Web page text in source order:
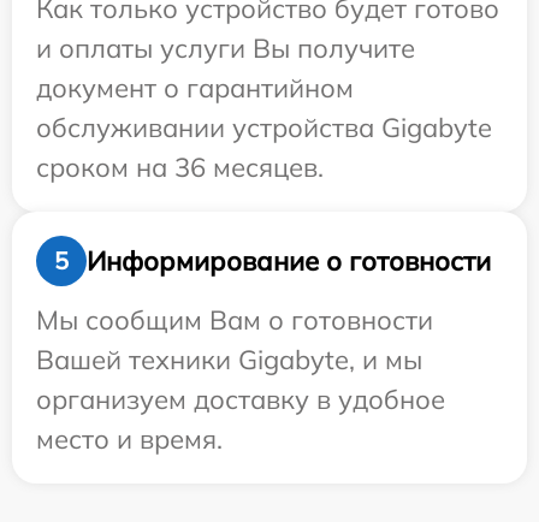
Как только устройство будет готово
и оплаты услуги Вы получите
документ о гарантийном
обслуживании устройства Gigabyte
сроком на 36 месяцев.
5
Информирование о готовности
Мы сообщим Вам о готовности
Вашей техники Gigabyte, и мы
организуем доставку в удобное
место и время.